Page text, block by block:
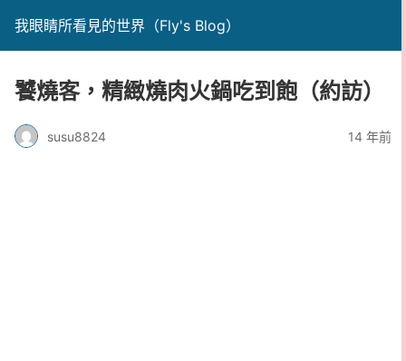
我眼睛所看見的世界（Fly's Blog）
饕燒客，精緻燒肉火鍋吃到飽（約訪）
susu8824 14 年前